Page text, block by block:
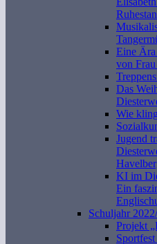
Eine Ära
von
Das
Wie
Jugend
KI im
Ein
Schuljahr
Projekt